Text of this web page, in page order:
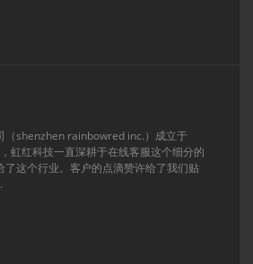
（shenzhen rainbowred inc.）成立于
虹红科技一直深耕于在线客服这个细分的
了这个行业。客户的点滴赞许给了我们贴